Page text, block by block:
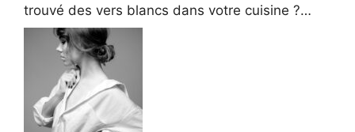
trouvé des vers blancs dans votre cuisine ?…